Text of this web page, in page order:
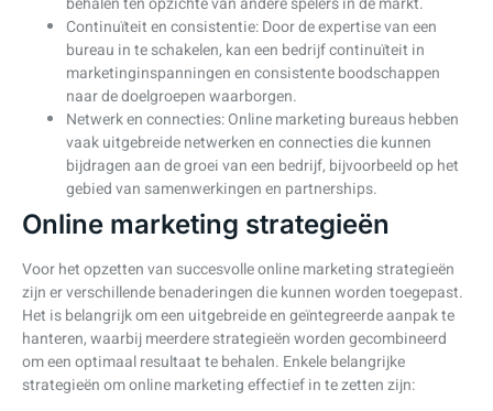
Continuïteit en consistentie: Door de expertise van een
bureau in te schakelen, kan een bedrijf continuïteit in
marketinginspanningen en consistente boodschappen
naar de doelgroepen waarborgen.
Netwerk en connecties: Online marketing bureaus hebben
vaak uitgebreide netwerken en connecties die kunnen
bijdragen aan de groei van een bedrijf, bijvoorbeeld op het
gebied van samenwerkingen en partnerships.
Online marketing strategieën
Voor het opzetten van succesvolle online marketing strategieën
zijn er verschillende benaderingen die kunnen worden toegepast.
Het is belangrijk om een uitgebreide en geïntegreerde aanpak te
hanteren, waarbij meerdere strategieën worden gecombineerd
om een optimaal resultaat te behalen. Enkele belangrijke
strategieën om online marketing effectief in te zetten zijn: